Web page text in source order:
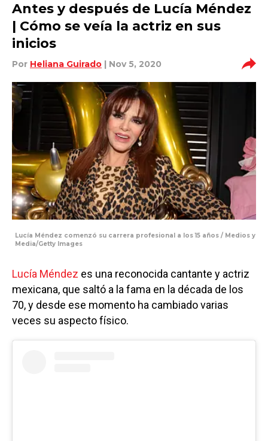
Antes y después de Lucía Méndez
| Cómo se veía la actriz en sus
inicios
Por Heliana Guirado | Nov 5, 2020
Lucía Méndez comenzó su carrera profesional a los 15 años / Medios y
Media/Getty Images
Lucía Méndez es una reconocida cantante y actriz
mexicana, que saltó a la fama en la década de los
70, y desde ese momento ha cambiado varias
veces su aspecto físico.